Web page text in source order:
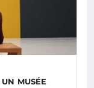
MUSÉE